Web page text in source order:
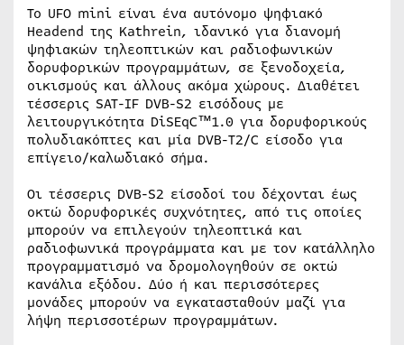
Το UFO mini είναι ένα αυτόνομο ψηφιακό
Headend της Kathrein, ιδανικό για διανομή
ψηφιακών τηλεοπτικών και ραδιοφωνικών
δορυφορικών προγραμμάτων, σε ξενοδοχεία,
οικισμούς και άλλους ακόμα χώρους. Διαθέτει
τέσσερις SAT-IF DVB-S2 εισόδους με
λειτουργικότητα DiSEqC™1.0 για δορυφορικούς
πολυδιακόπτες και μία DVB-T2/C είσοδο για
επίγειο/καλωδιακό σήμα.
Οι τέσσερις DVB-S2 είσοδοί του δέχονται έως
οκτώ δορυφορικές συχνότητες, από τις οποίες
μπορούν να επιλεγούν τηλεοπτικά και
ραδιοφωνικά προγράμματα και με τον κατάλληλο
προγραμματισμό να δρομολογηθούν σε οκτώ
κανάλια εξόδου. Δύο ή και περισσότερες
μονάδες μπορούν να εγκατασταθούν μαζί για
λήψη περισσοτέρων προγραμμάτων.